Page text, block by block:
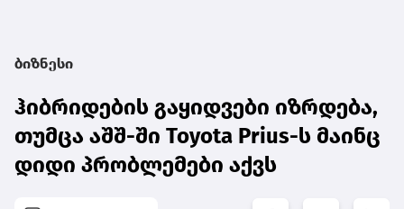
ბიზნესი
ჰიბრიდების გაყიდვები იზრდება,
თუმცა აშშ-ში Toyota Prius-ს მაინც
დიდი პრობლემები აქვს